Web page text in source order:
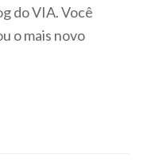
do VIA. Você
o mais novo